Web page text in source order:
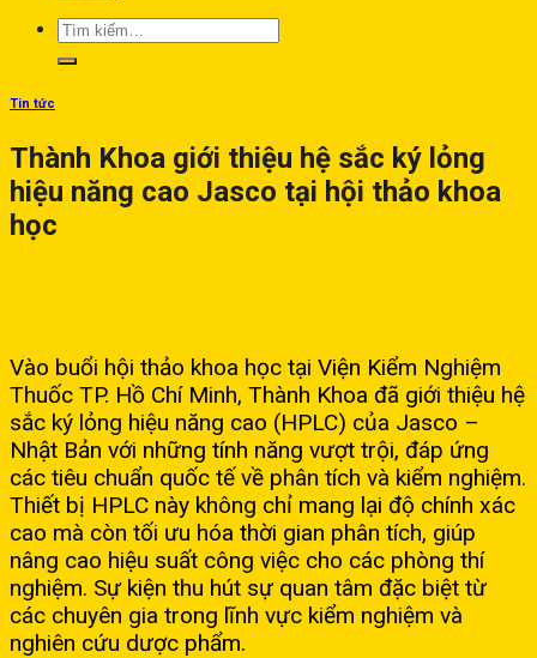
Tin tức
Thành Khoa giới thiệu hệ sắc ký lỏng
hiệu năng cao Jasco tại hội thảo khoa
học
Vào buổi hội thảo khoa học tại Viện Kiểm Nghiệm
Thuốc TP. Hồ Chí Minh, Thành Khoa đã giới thiệu hệ
sắc ký lỏng hiệu năng cao (HPLC) của Jasco –
Nhật Bản với những tính năng vượt trội, đáp ứng
các tiêu chuẩn quốc tế về phân tích và kiểm nghiệm.
Thiết bị HPLC này không chỉ mang lại độ chính xác
cao mà còn tối ưu hóa thời gian phân tích, giúp
nâng cao hiệu suất công việc cho các phòng thí
nghiệm. Sự kiện thu hút sự quan tâm đặc biệt từ
các chuyên gia trong lĩnh vực kiểm nghiệm và
nghiên cứu dược phẩm.